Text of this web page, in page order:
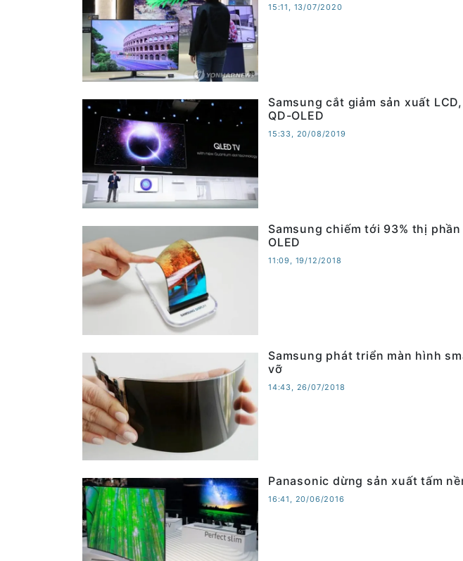
15:11, 13/07/2020
Samsung cắt giảm sản xuất
QD-OLED
15:33, 20/08/2019
Samsung chiếm tới 93% thị
OLED
11:09, 19/12/2018
Samsung phát triển màn hình
vỡ
14:43, 26/07/2018
Panasonic dừng sản xuất tấm
16:41, 20/06/2016